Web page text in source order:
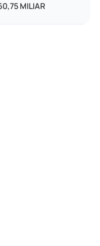
MILIAR